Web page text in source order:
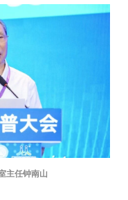
主任钟南山